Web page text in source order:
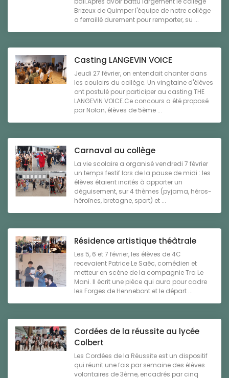
Brizeux de Quimper l'équipe de notre collège
a ferraillé durement pour remporter, su ...
Casting LANGEVIN VOICE
Jeudi 27 février, on entendait chanter dans
les couloirs du collège. Un vingtaine d'élèves
ont postulé pour participer au casting THE
LANGEVIN VOICE.Ce concours a été proposé
par Nolan, élèves de 5ème ...
Carnaval au collège
La vie scolaire a organisé vendredi 7 février
un temps festif lors de la pause de midi : les
élèves étaient incités à apporter un
déguisement, sur 4 thèmes (pyjama, héros-
héroïnes, bretagne, sport) et ...
Résidence artistique théâtrale
Les 5, 6 et 7 février, les élèves de 4C
recevaient Patrice Le Saëc, comédien et
metteur en scène de la compagnie Tra Le
Mani. Il écrit une pièce qui aura pour cadre
les Forges de Hennebont et le départ ...
Cordées de la réussite au lycée
Colbert
Les Cordées de la Réussite est un dispositif
qui réunit une fois par semaine des élèves
volontaires de 3ème, encadrés par cinq